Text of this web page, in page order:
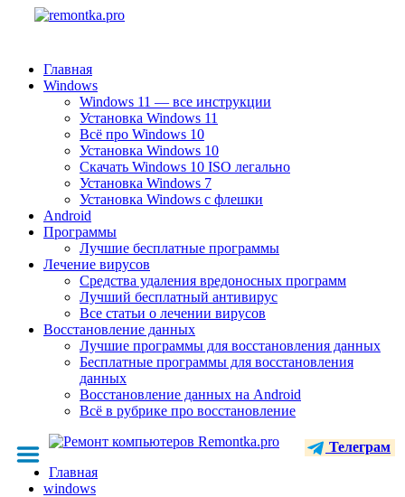
Главная
Windows
Windows 11 — все инструкции
Установка Windows 11
Всё про Windows 10
Установка Windows 10
Скачать Windows 10 ISO легально
Установка Windows 7
Установка Windows с флешки
Android
Программы
Лучшие бесплатные программы
Лечение вирусов
Средства удаления вредоносных программ
Лучший бесплатный антивирус
Все статьи о лечении вирусов
Восстановление данных
Лучшие программы для восстановления данных
Бесплатные программы для восстановления
данных
Восстановление данных на Android
Всё в рубрике про восстановление
Телеграм
Главная
windows